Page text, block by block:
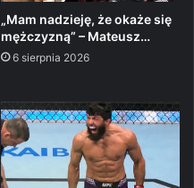
„Mam nadzieję, że okaże się
mężczyzną” – Mateusz…
6 sierpnia 2026